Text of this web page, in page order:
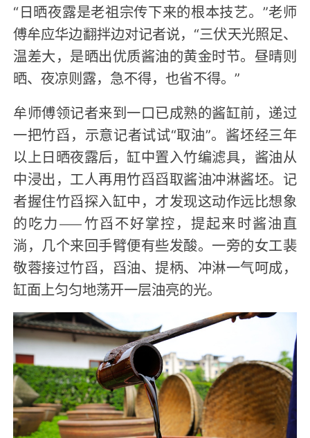
“日晒夜露是老祖宗传下来的根本技艺。”老师
傅牟应华边翻拌边对记者说，“三伏天光照足、
温差大，是晒出优质酱油的黄金时节。昼晴则
晒、夜凉则露，急不得，也省不得。”
牟师傅领记者来到一口已成熟的酱缸前，递过
一把竹舀，示意记者试试“取油”。酱坯经三年
以上日晒夜露后，缸中置入竹编滤具，酱油从
中浸出，工人再用竹舀舀取酱油冲淋酱坯。记
者握住竹舀探入缸中，才发现这动作远比想象
的吃力——竹舀不好掌控，提起来时酱油直
淌，几个来回手臂便有些发酸。一旁的女工裴
敬蓉接过竹舀，舀油、提柄、冲淋一气呵成，
缸面上匀匀地荡开一层油亮的光。